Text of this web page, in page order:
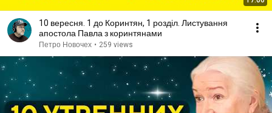
10 вересня. 1 до Коринтян, 1 розділ. Листування
апостола Павла з коринтянами
Петро Новочех • 259 views